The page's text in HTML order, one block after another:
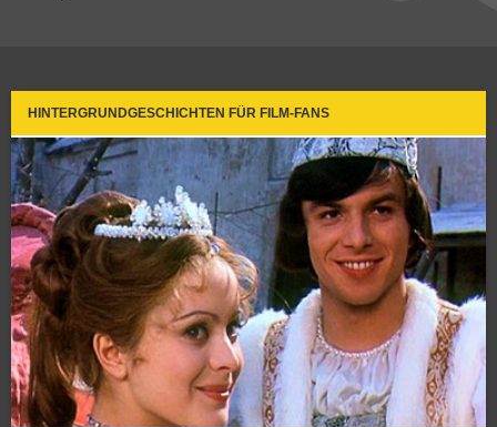
HINTERGRUNDGESCHICHTEN FÜR FILM-FANS